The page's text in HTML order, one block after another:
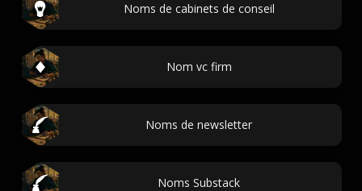
Noms de cabinets de conseil
Nom vc firm
Noms de newsletter
Noms Substack